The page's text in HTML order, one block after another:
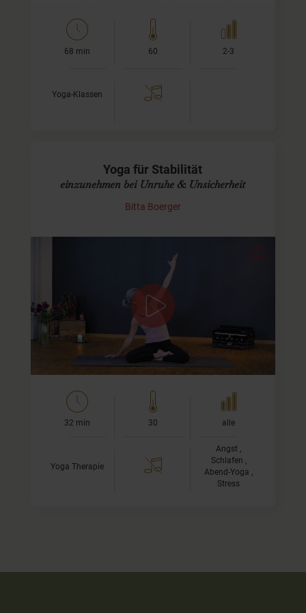
68 min 60 2-3
Yoga-Klassen
Yoga für Stabilität
einzunehmen bei Unruhe & Unsicherheit
Bitta Boerger
Stabilität in unsicheren Zeiten
Diese Klasse soll eine Praxis bieten, wenn Du Dich mal
unsicher oder gar ängstlich fühlst. Sie fördert Deine
Erdung, Stabilität und Balance.
Dazu biete ich Dir…
32 min 30 alle
Yoga Therapie
Angst ,
Schlafen ,
Abend-Yoga ,
Stress